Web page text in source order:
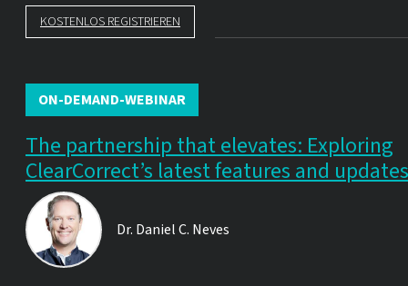
KOSTENLOS REGISTRIEREN
ON-DEMAND-WEBINAR
The partnership that elevates: Exploring
ClearCorrect’s latest features and updates
Dr. Daniel C. Neves